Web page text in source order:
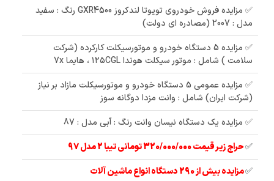
✅ مزایده فروش خودروی تویوتا لندکروز GXR4500 رنگ : سفید
مدل : 2007 (مصادره ای دولت)
✅ مزایده 5 دستگاه خودرو و موتورسیکلت کارکرده (شرکت
سلامت ) شامل : موتور سیکلت هوندا ۱۲۵CGL ، هایما 7x
✅ مزایده عمومی 5 دستگاه خودرو و موتورسیکلت مازاد بر نیاز
(شرکت ایران) شامل : وانت مزدا دوگانه سوز
✅ مزایده یک دستگاه نیسان وانت رنگ : آبی مدل : 87
✅حراج زیر قیمت 320/000/000 تومانی تیبا 2 مدل 97
✅مزایده بیش از 290 دستگاه انواع ماشین آلات